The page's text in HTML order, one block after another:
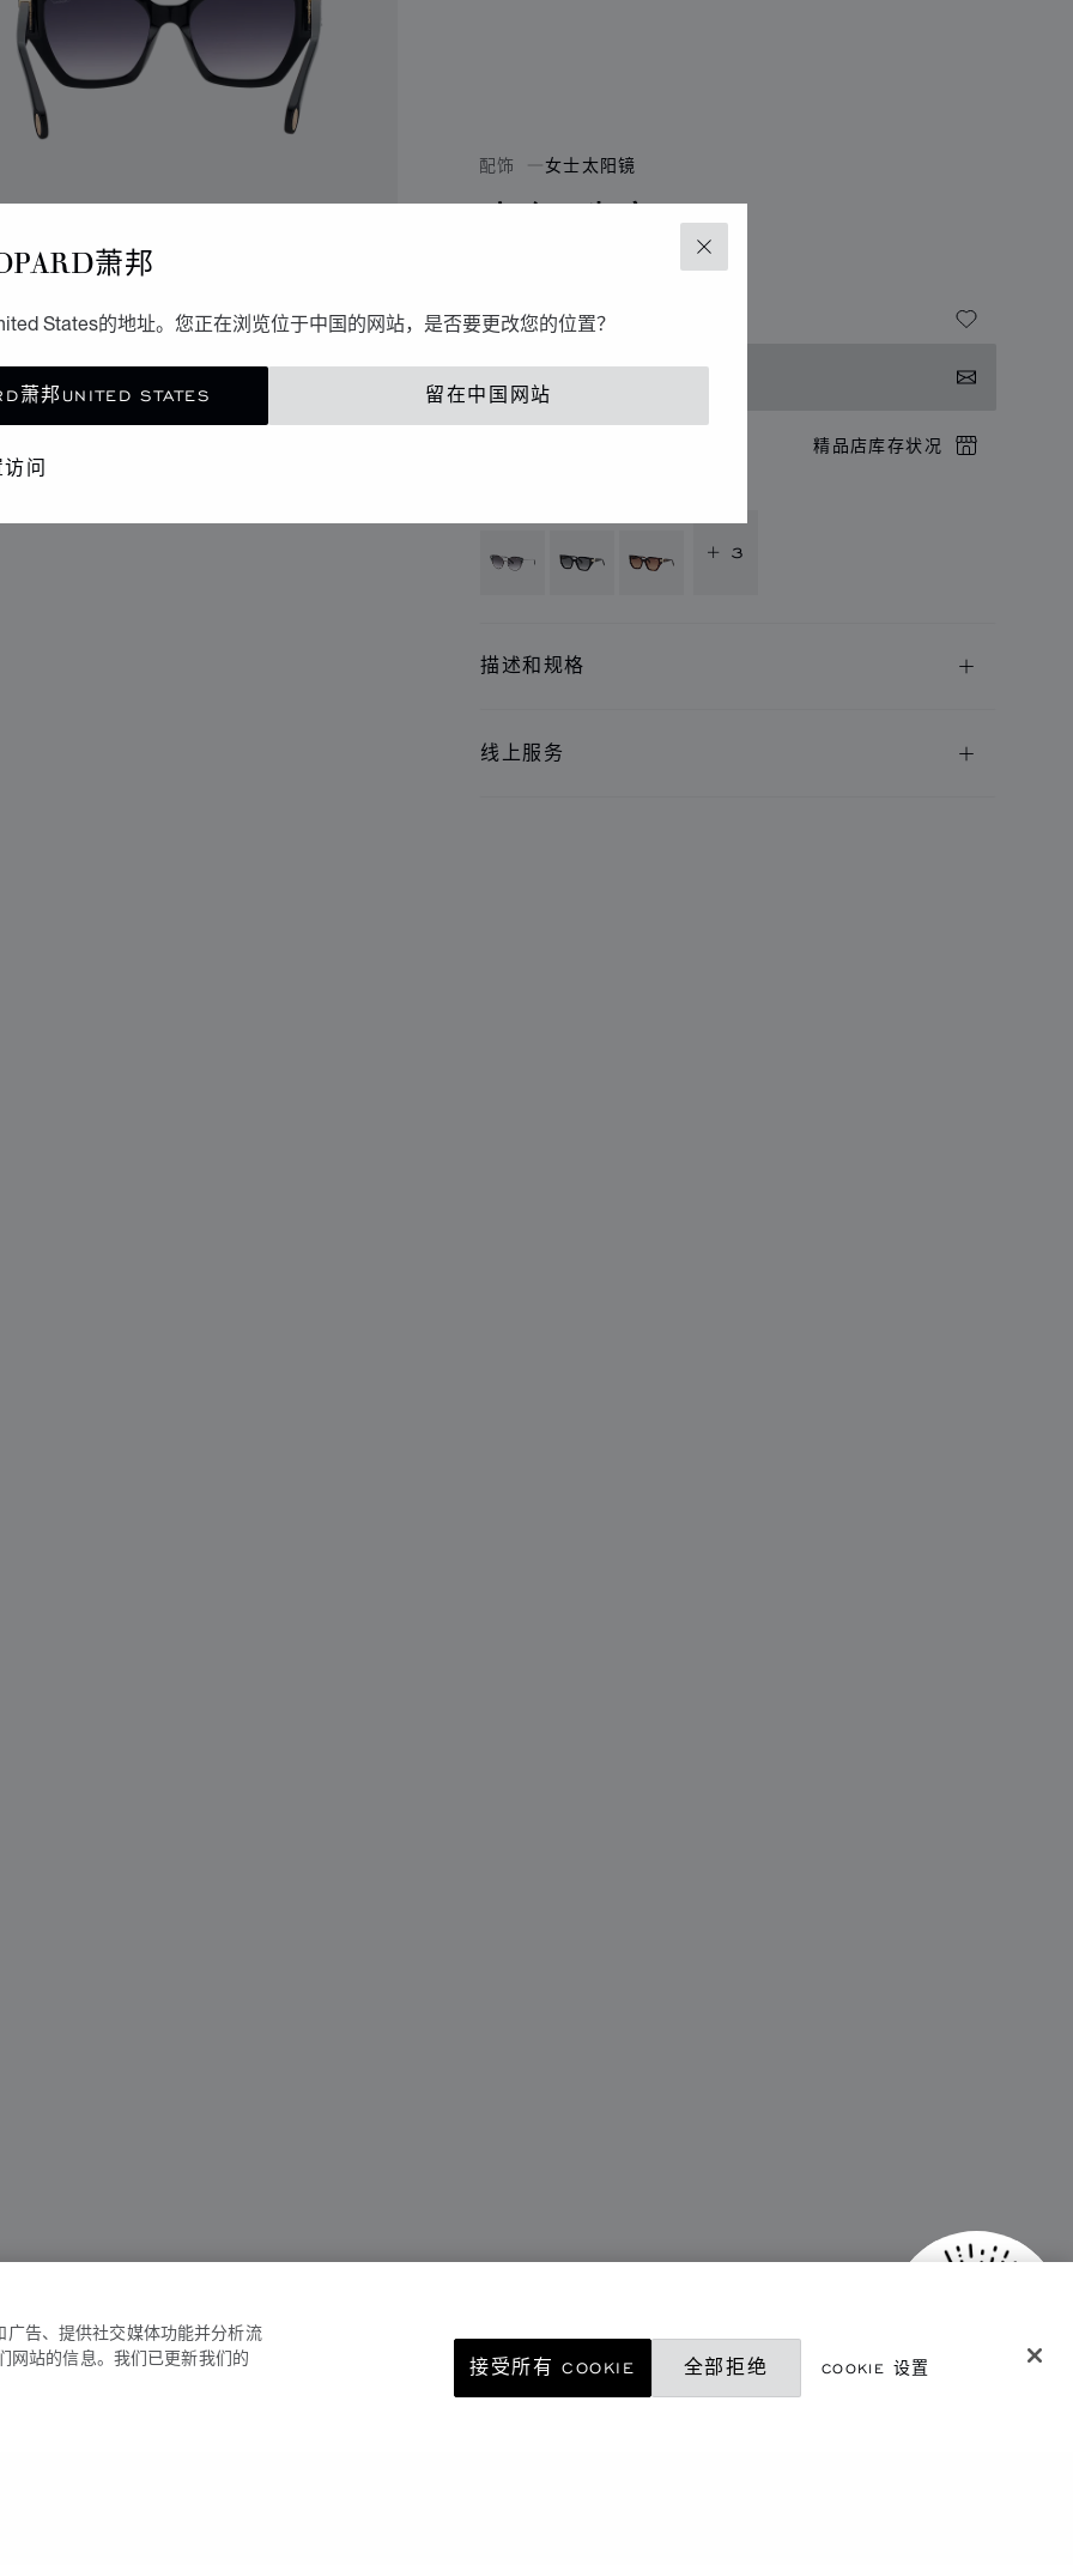
关闭
萧邦
States的地址。您正在浏览位于中国的网站，是否要更改您的位置？
萧邦UNITED STATES 留在中国网站
问
配饰 女士太阳镜
高级珠宝
精品店库存状况
+ 3
描述和规格
线上服务
告、提供社交媒体功能并分析流
网站的信息。我们已更新我们的
COOKIE 设置
全部拒绝
接受所有 COOKIE